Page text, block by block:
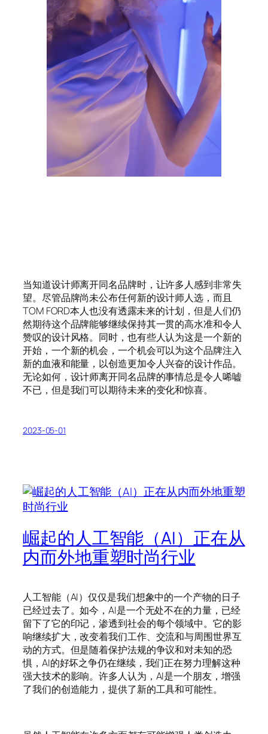
当知道设计师离开同名品牌时，让许多人感到非常失
望。尽管品牌尚未公布任何新的设计师人选，而且
TOM FORD本人也没有透露未来的计划，但是人们仍
然期待这个品牌能够继续保持其一贯的高水准和令人
赞叹的设计风格。同时，也有些人认为这是一个新的
开始，一个新的机会，一个机会可以为这个品牌注入
新的血液和能量，以创造更加令人兴奋的设计作品。
无论如何，设计师离开同名品牌的事情总是令人唏嘘
不已，但是我们可以期待未来的变化和惊喜。
2023-05-01
崛起的人工智能（AI）正在从
内而外地重塑时尚行业
人工智能（AI）仅仅是我们想象中的一个产物的日子
已经过去了。如今，AI是一个无处不在的力量，已经
留下了它的印记，渗透到社会的每个领域中。它的影
响继续扩大，改变着我们工作、交流和与周围世界互
动的方式。但是随着保护法规的争议和对未知的恐
惧，AI的好坏之争仍在继续，我们正在努力理解这种
强大技术的影响。许多人认为，AI是一个朋友，增强
了我们的创造能力，提供了新的工具和可能性。